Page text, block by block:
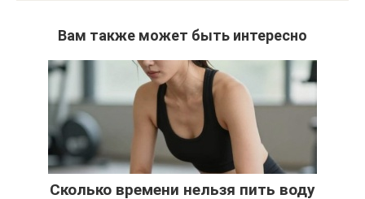
Вам также может быть интересно
Сколько времени нельзя пить воду